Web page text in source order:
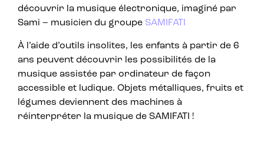
découvrir la musique électronique, imaginé par
Sami – musicien du groupe SAMIFATI
À l’aide d’outils insolites, les enfants à partir de 6
ans peuvent découvrir les possibilités de la
musique assistée par ordinateur de façon
accessible et ludique. Objets métalliques, fruits et
légumes deviennent des machines à
réinterpréter la musique de SAMIFATI !